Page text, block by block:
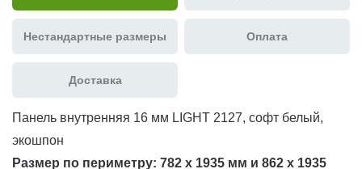
Нестандартные размеры Оплата
Доставка
Панель внутренняя 16 мм LIGHT 2127, софт белый,
экошпон
Размер по периметру: 782 х 1935 мм и 862 х 1935